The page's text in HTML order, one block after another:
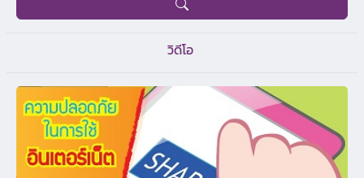
วิดีโอ